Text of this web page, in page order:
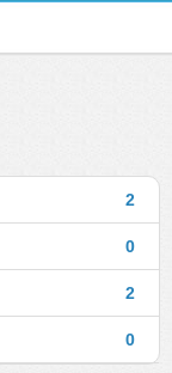
2
0
2
0